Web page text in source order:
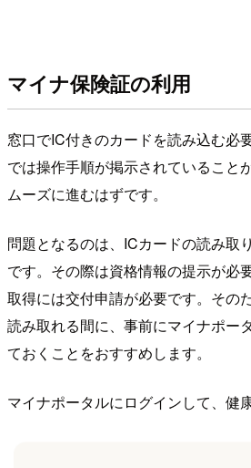
マイナ保険証の利用
窓口でIC付きのカードを読み込む必
では操作手順が掲示されていること
ムーズに進むはずです。
問題となるのは、ICカードの読み取
です。その際は資格情報の提示が必
取得には交付申請が必要です。その
読み取れる間に、事前にマイナポー
ておくことをおすすめします。
マイナポータルにログインして、健